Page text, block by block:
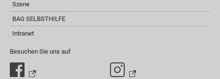
Szene
BAG SELBSTHILFE
Intranet
Besuchen Sie uns auf